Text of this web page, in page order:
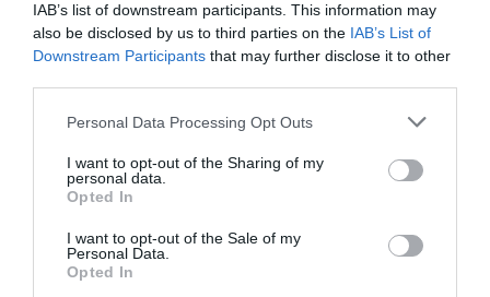
IAB’s list of downstream participants. This information may
also be disclosed by us to third parties on the IAB’s List of
Downstream Participants that may further disclose it to other
Personal Data Processing Opt Outs
I want to opt-out of the Sharing of my
personal data.
Opted In
I want to opt-out of the Sale of my
Personal Data.
Opted In
Θυμήσου με